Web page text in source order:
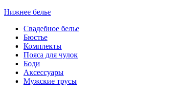
Нижнее белье
Свадебное белье
Бюстье
Комплекты
Пояса для чулок
Боди
Аксессуары
Мужские трусы